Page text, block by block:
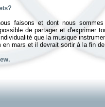
faisons et dont nous
de partager et d'exprimer
que la musique
mars et il devrait sortir à la fin